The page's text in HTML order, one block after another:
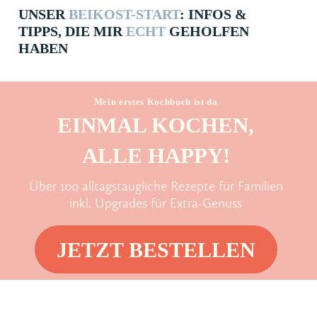
UNSER BEIKOST-START: INFOS &
TIPPS, DIE MIR ECHT GE­HOLFEN
HABEN
Mein erstes Kochbuch ist da
EINMAL KOCHEN,
ALLE HAPPY!
Über 100 alltagstaugliche Rezepte für Familien
inkl. Upgrades für Extra-Genuss
JETZT BESTELLEN